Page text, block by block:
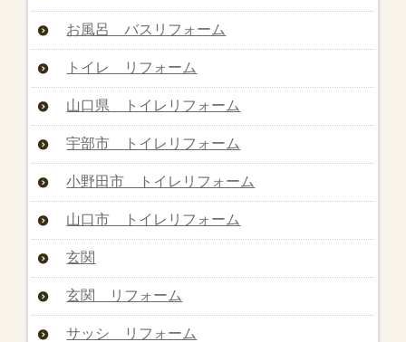
お風呂 バスリフォーム
トイレ リフォーム
山口県 トイレリフォーム
宇部市 トイレリフォーム
小野田市 トイレリフォーム
山口市 トイレリフォーム
玄関
玄関 リフォーム
サッシ リフォーム